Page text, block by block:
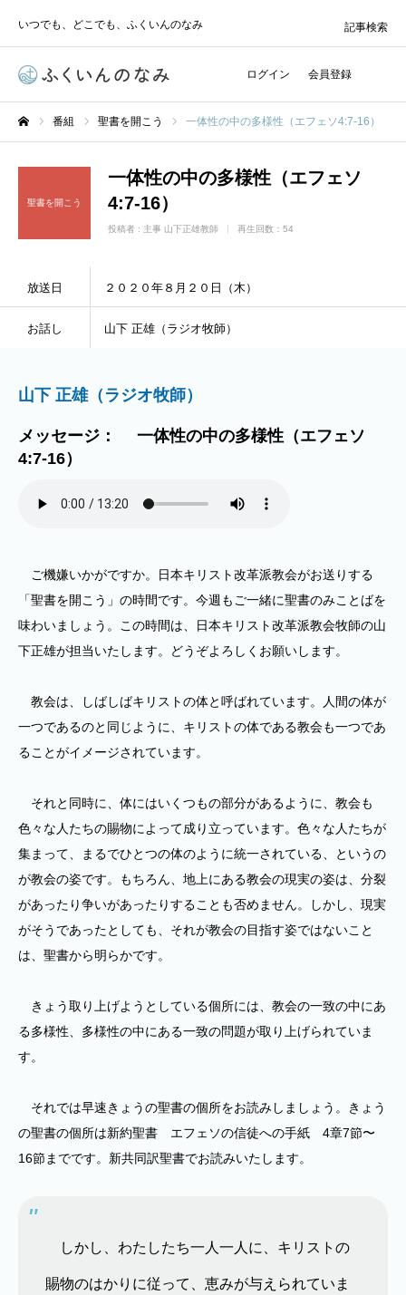
いつでも、どこでも、ふくいんのなみ
ログイン 会員登録
記事検索
番組 聖書を開こう 一体性の中の多様性（エフェソ4:7-16）
聖書を開こう
一体性の中の多様性（エフェソ
4:7-16）
投稿者 : 主事 山下正雄教師 再生回数：54
放送日 ２０２０年８月２０日（木）
お話し 山下 正雄（ラジオ牧師）
山下 正雄（ラジオ牧師）
メッセージ： 一体性の中の多様性（エフェソ
4:7-16）
ご機嫌いかがですか。日本キリスト改革派教会がお送りする
「聖書を開こう」の時間です。今週もご一緒に聖書のみことばを
味わいましょう。この時間は、日本キリスト改革派教会牧師の山
下正雄が担当いたします。どうぞよろしくお願いします。
教会は、しばしばキリストの体と呼ばれています。人間の体が
一つであるのと同じように、キリストの体である教会も一つであ
ることがイメージされています。
それと同時に、体にはいくつもの部分があるように、教会も
色々な人たちの賜物によって成り立っています。色々な人たちが
集まって、まるでひとつの体のように統一されている、というの
が教会の姿です。もちろん、地上にある教会の現実の姿は、分裂
があったり争いがあったりすることも否めません。しかし、現実
がそうであったとしても、それが教会の目指す姿ではないこと
は、聖書から明らかです。
きょう取り上げようとしている個所には、教会の一致の中にあ
る多様性、多様性の中にある一致の問題が取り上げられていま
す。
それでは早速きょうの聖書の個所をお読みしましょう。きょう
の聖書の個所は新約聖書 エフェソの信徒への手紙 4章7節〜
16節までです。新共同訳聖書でお読みいたします。
しかし、わたしたち一人一人に、キリストの
賜物のはかりに従って、恵みが与えられていま